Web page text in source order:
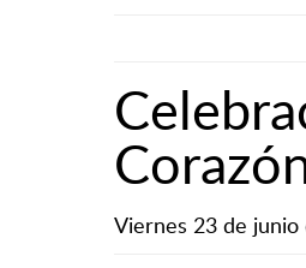
Viernes 23 de junio